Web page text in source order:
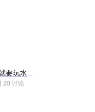
20 讨论